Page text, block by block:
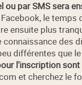
ou par SMS sera
le
ensuite plus
connaissance des
différentes que
l'inscription
et cherchez le